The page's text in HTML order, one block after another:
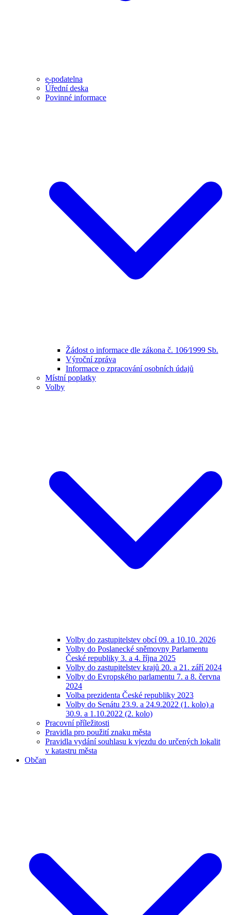
e-podatelna
Úřední deska
Povinné informace
Žádost o informace dle zákona č. 106⁄1999 Sb.
Výroční zpráva
Informace o zpracování osobních údajů
Místní poplatky
Volby
Volby do zastupitelstev obcí 09. a 10.10. 2026
Volby do Poslanecké sněmovny Parlamentu
České republiky 3. a 4. října 2025
Volby do zastupitelstev krajů 20. a 21. září 2024
Volby do Evropského parlamentu 7. a 8. června
2024
Volba prezidenta České republiky 2023
Volby do Senátu 23.9. a 24.9.2022 (1. kolo) a
30.9. a 1.10.2022 (2. kolo)
Pracovní příležitosti
Pravidla pro použití znaku města
Pravidla vydání souhlasu k vjezdu do určených lokalit
v katastru města
Občan